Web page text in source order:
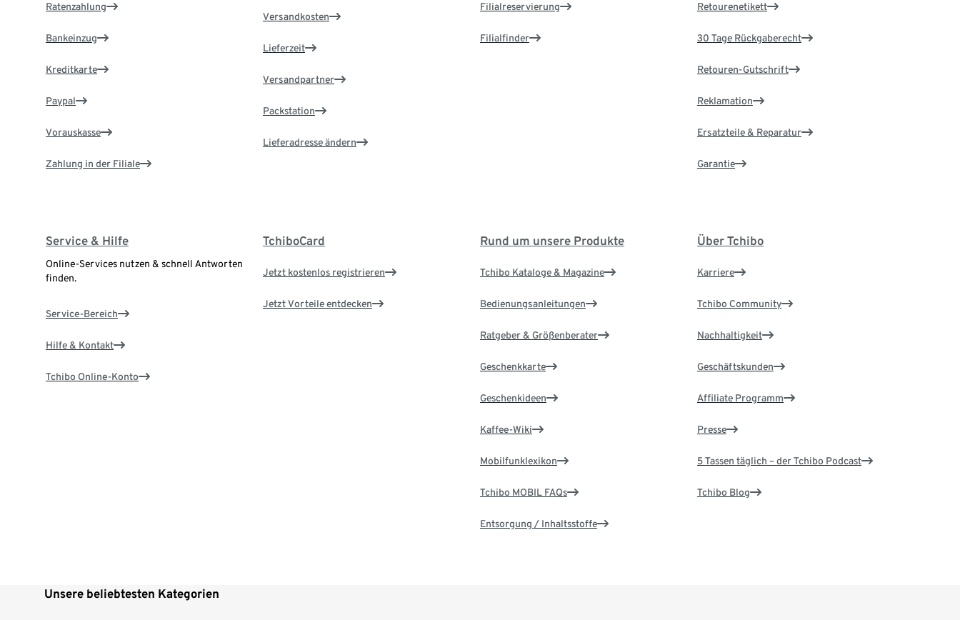
Ratenzahlung
Bankeinzug
Kreditkarte
Paypal
Vorauskasse
Zahlung in der Filiale
Versandkosten
Lieferzeit
Versandpartner
Packstation
Lieferadresse ändern
Filialreservierung
Filialfinder
Retourenetikett
30 Tage Rückgaberecht
Retouren-Gutschrift
Reklamation
Ersatzteile & Reparatur
Garantie
Service & Hilfe
Online-Services nutzen & schnell Antworten
finden.
Service-Bereich
Hilfe & Kontakt
Tchibo Online-Konto
TchiboCard
Jetzt kostenlos registrieren
Jetzt Vorteile entdecken
Rund um unsere Produkte
Tchibo Kataloge & Magazine
Bedienungsanleitungen
Ratgeber & Größenberater
Geschenkkarte
Geschenkideen
Kaffee-Wiki
Mobilfunklexikon
Tchibo MOBIL FAQs
Entsorgung / Inhaltsstoffe
Über Tchibo
Karriere
Tchibo Community
Nachhaltigkeit
Geschäftskunden
Affiliate Programm
Presse
5 Tassen täglich – der Tchibo Podcast
Tchibo Blog
Unsere beliebtesten Kategorien